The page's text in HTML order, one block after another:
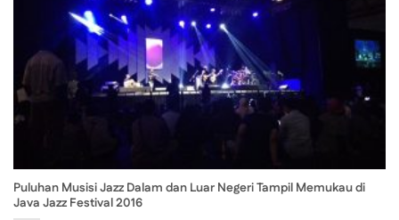
Puluhan Musisi Jazz Dalam dan Luar Negeri Tampil Memukau di
Java Jazz Festival 2016